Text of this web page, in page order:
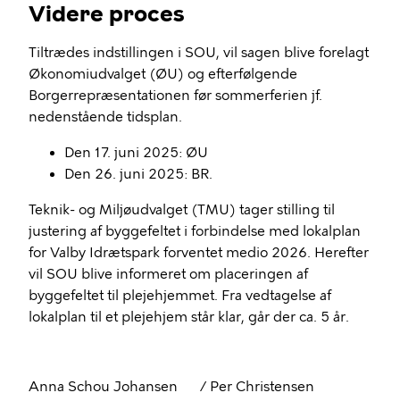
Videre proces
Tiltrædes indstillingen i SOU, vil sagen blive forelagt
Økonomiudvalget (ØU) og efterfølgende
Borgerrepræsentationen før sommerferien jf.
nedenstående tidsplan.
Den 17. juni 2025: ØU
Den 26. juni 2025: BR.
Teknik- og Miljøudvalget (TMU) tager stilling til
justering af byggefeltet i forbindelse med lokalplan
for Valby Idrætspark forventet medio 2026. Herefter
vil SOU blive informeret om placeringen af
byggefeltet til plejehjemmet. Fra vedtagelse af
lokalplan til et plejehjem står klar, går der ca. 5 år.
Anna Schou Johansen / Per Christensen